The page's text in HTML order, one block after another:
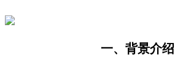
一、背景介绍